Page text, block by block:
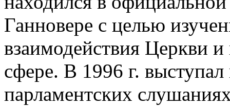
Ганновере с целью
взаимодействия Церкви и
сфере. В 1996 г.
парламентских